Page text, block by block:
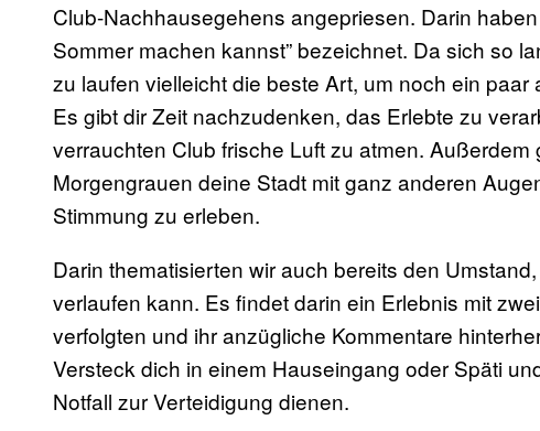
Club-Nachhausegehens angepriesen. Darin
Sommer machen kannst” bezeichnet. Da sich so
zu laufen vielleicht die beste Art, um noch ein
Es gibt dir Zeit nachzudenken, das Erlebte zu
verrauchten Club frische Luft zu atmen. Außerdem
Morgengrauen deine Stadt mit ganz anderen
Stimmung zu erleben.
Darin thematisierten wir auch bereits den
verlaufen kann. Es findet darin ein Erlebnis mit
verfolgten und ihr anzügliche Kommentare
Versteck dich in einem Hauseingang oder Späti
Notfall zur Verteidigung dienen.